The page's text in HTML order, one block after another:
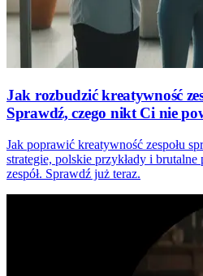
Jak rozbudzić kreatywność
Sprawdź, czego nikt Ci nie
Jak poprawić kreatywność zespołu
strategie, polskie przykłady i
zespół. Sprawdź już teraz.